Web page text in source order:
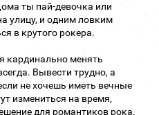
ты пай-девочка или
улицу, и одним ловким
в крутого рокера.
кардинально менять
Вывести трудно, а
не хочешь иметь вечные
измениться на время,
для романтиков рока.